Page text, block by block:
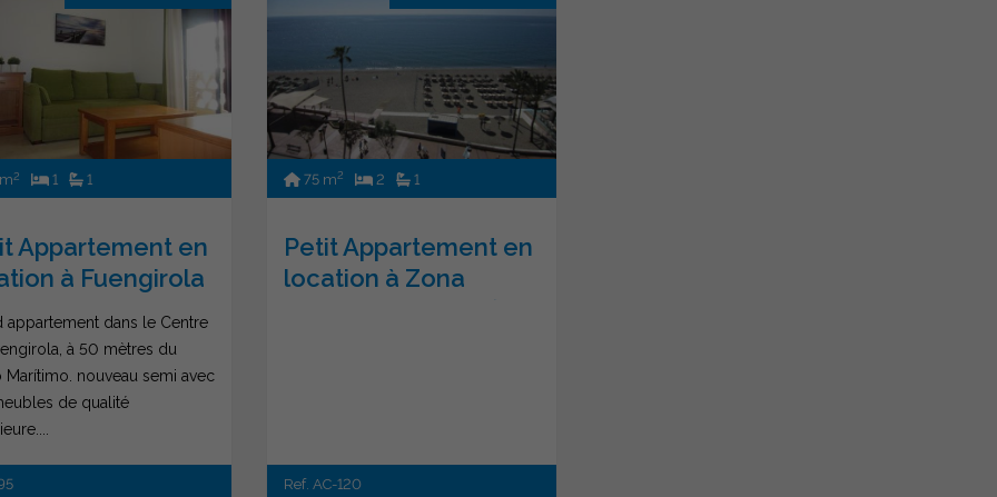
2 1 1
Appartement en
à Fuengirola
appartement dans le Centre
à 50 mètres du
Marítimo. nouveau semi avec
de qualité
75 m2 2 1
Petit Appartement en
location à Zona
Ref. AC-120